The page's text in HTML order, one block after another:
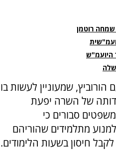
שמחה רוטמן
היועמ"ש
שמעוניין לעשות בו
של השרה יפעת
סבורים כי
מתלמידים שהוריהם
חיסון בשעות הלימודים.